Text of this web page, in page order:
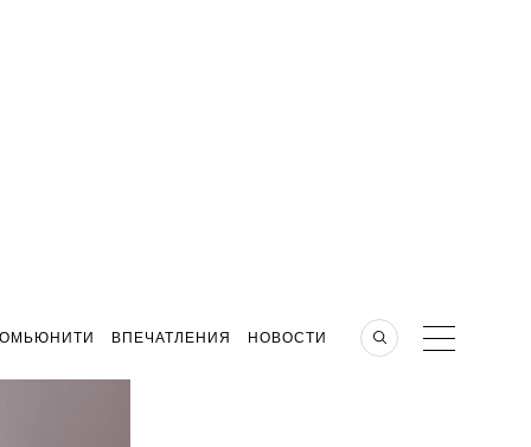
ВПЕЧАТЛЕНИЯ НОВОСТИ